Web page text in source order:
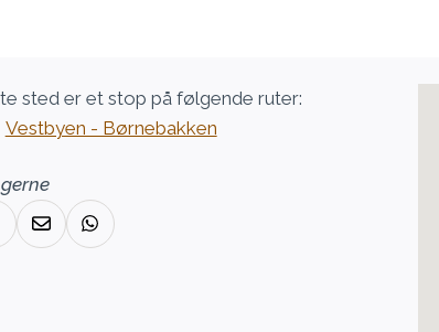
sted er et stop på følgende ruter:
Vestbyen - Børnebakken